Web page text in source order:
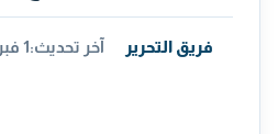
فريق التحرير آخر تحديث:1 فبراير، 2026